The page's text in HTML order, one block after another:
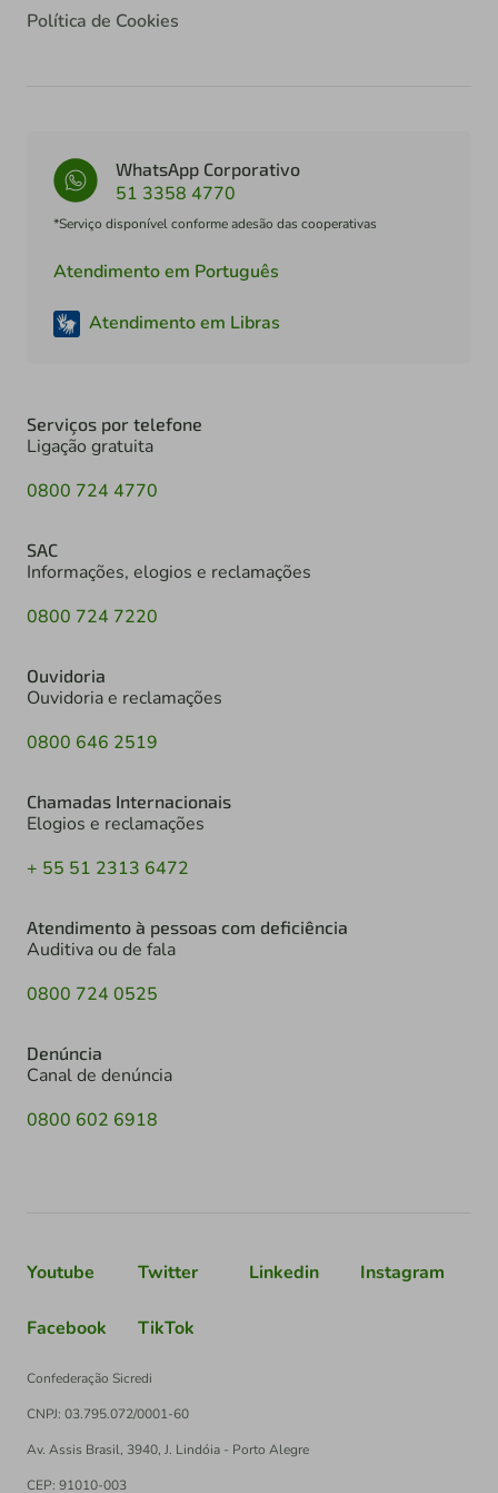
Política de Cookies
WhatsApp Corporativo
51 3358 4770
*Serviço disponível conforme adesão das cooperativas
Atendimento em Português
Atendimento em Libras
Serviços por telefone
Ligação gratuita
0800 724 4770
SAC
Informações, elogios e reclamações
0800 724 7220
Ouvidoria
Ouvidoria e reclamações
0800 646 2519
Chamadas Internacionais
Elogios e reclamações
+ 55 51 2313 6472
Atendimento à pessoas com deficiência
Auditiva ou de fala
0800 724 0525
Denúncia
Canal de denúncia
0800 602 6918
Youtube Twitter Linkedin Instagram
Facebook TikTok
Confederação Sicredi
CNPJ: 03.795.072/0001-60
Av. Assis Brasil, 3940, J. Lindóia - Porto Alegre
CEP: 91010-003